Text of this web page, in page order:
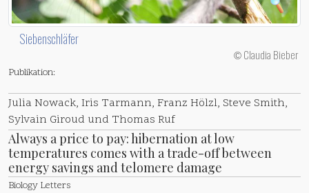
Siebenschläfer
© Claudia Bieber
Publikation:
Julia Nowack, Iris Tarmann, Franz Hölzl, Steve Smith,
Sylvain Giroud und Thomas Ruf
Always a price to pay: hibernation at low
temperatures comes with a trade-off between
energy savings and telomere damage
Biology Letters